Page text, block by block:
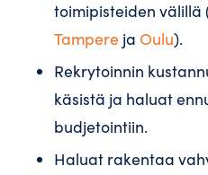
toimipisteiden välillä
Tampere ja Oulu).
Rekrytoinnin
käsistä ja haluat
budjetointiin.
Haluat rakentaa